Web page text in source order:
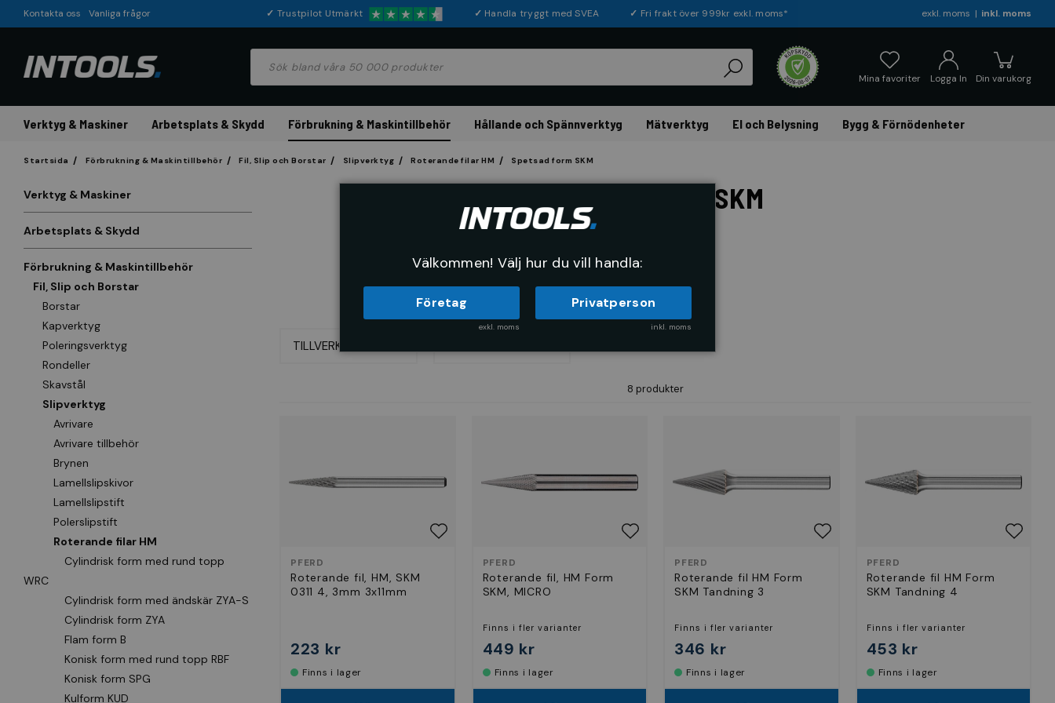
exkl. moms inkl. moms
Kontakta oss Vanliga frågor ✓ Trustpilot Utmärkt ✓ Handla tryggt med SVEA ✓ Fri frakt över 999kr exkl. moms*
Din varukorg
Logga In
Mina favoriter
Verktyg & Maskiner Arbetsplats & Skydd Förbrukning & Maskintillbehör Hållande och Spännverktyg Mätverktyg El och Belysning Bygg & Förnödenheter
Startsida Förbrukning & Maskintillbehör Fil, Slip och Borstar Slipverktyg Roterande filar HM Spetsad form SKM
Verktyg & Maskiner
Arbetsplats & Skydd
Förbrukning & Maskintillbehör
Fil, Slip och Borstar
Borstar
Kapverktyg
Poleringsverktyg
Rondeller
Skavstål
Slipverktyg
Avrivare
Avrivare tillbehör
Brynen
Lamellslipskivor
Lamellslipstift
Polerslipstift
Roterande filar HM
Cylindrisk form med rund topp
WRC
Cylindrisk form med ändskär ZYA-S
Cylindrisk form ZYA
Flam form B
Konisk form med rund topp RBF
Konisk form SPG
Kulform KUD
Spetsad form SKM
TILLVERKARE
8 produkter
PFERD
Roterande fil, HM, SKM
0311 4, 3mm 3x11mm
223 kr
Finns i lager
PFERD
Roterande fil, HM Form
SKM, MICRO
Finns i fler varianter
449 kr
Finns i lager
PFERD
Roterande fil HM Form
SKM Tandning 3
Finns i fler varianter
346 kr
Finns i lager
PFERD
Roterande fil HM Form
SKM Tandning 4
Finns i fler varianter
453 kr
Finns i lager
Välkommen! Välj hur du vill handla:
Företag
exkl. moms
Privatperson
inkl. moms